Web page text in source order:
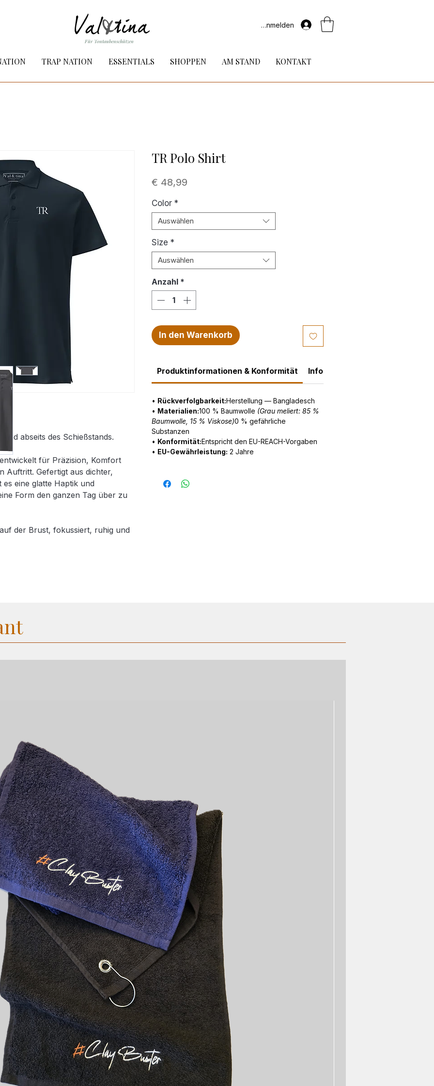
Für Tontaubenschützen
Anmelden
TRAP NATION ESSENTIALS SHOPPEN AM STAND KONTAKT
abseits des Schießstands.
für Präzision, Komfort
Auftritt. Gefertigt aus dichter,
eine glatte Haptik und
Form den ganzen Tag über zu
der Brust, fokussiert, ruhig und
Passform — fällt größengerecht
TR Polo Shirt
€ 48,99
Color *
Auswählen
Size *
Auswählen
Anzahl *
In den Warenkorb
Produktinformationen & Konformität Informationen zum Versand
• Rückverfolgbarkeit:Herstellung — Bangladesch
• Materialien:100 % Baumwolle (Grau meliert: 85 %
Baumwolle, 15 % Viskose)0 % gefährliche
Substanzen
• Konformität:Entspricht den EU-REACH-Vorgaben
• EU-Gewährleistung: 2 Jahre